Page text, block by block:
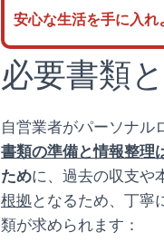
安心な生活を手に入れ
必要書類
自営業者がパーソナル
書類の準備と情報整理
ために、過去の収支や
根拠となるため、丁寧
類が求められます：